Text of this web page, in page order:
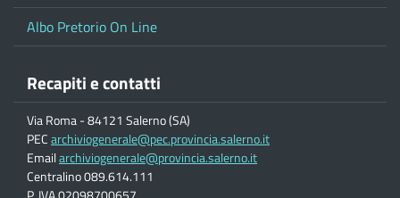
Albo Pretorio On Line
Recapiti e contatti
Via Roma - 84121 Salerno (SA)
PECarchiviogenerale@pec.provincia.salerno.it
Emailarchiviogenerale@provincia.salerno.it
Centralino 089.614.111